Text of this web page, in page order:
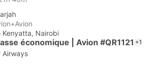
Kenyatta, Nairobi
économique | Avion #QR1121 +1
Airways